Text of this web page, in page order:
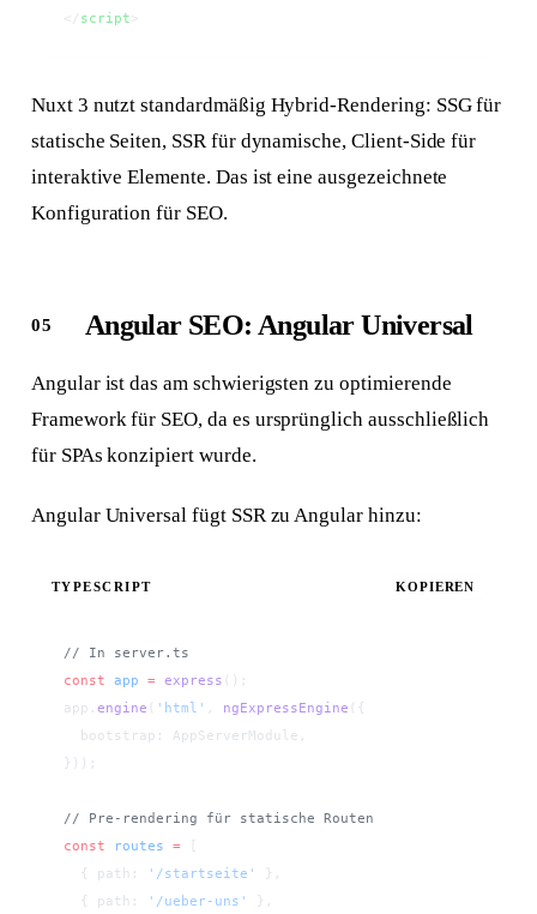
</ script >
Nuxt 3 nutzt standardmäßig Hybrid-Rendering: SSG für
statische Seiten, SSR für dynamische, Client-Side für
interaktive Elemente. Das ist eine ausgezeichnete
Konfiguration für SEO.
Angular SEO: Angular Universal
Angular ist das am schwierigsten zu optimierende
Framework für SEO, da es ursprünglich ausschließlich
für SPAs konzipiert wurde.
Angular Universal fügt SSR zu Angular hinzu:
TYPESCRIPT KOPIEREN
// In server.ts
const app = express ();
app. engine 'html' , ngExpressEngine ({
  bootstrap: AppServerModule,
}));
// Pre-rendering für statische Routen
const routes =
  { path:
'/startseite'
},
  { path:
'/ueber-uns'
},